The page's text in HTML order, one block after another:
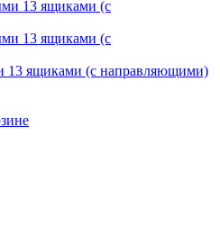
13 ящиками (с направляющими)